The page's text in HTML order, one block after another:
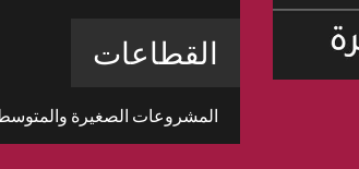
القطاعات
المشروعات الصغيرة